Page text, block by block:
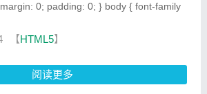
{ margin: 0; padding: 0; } body { font-family
【HTML5】
阅读更多